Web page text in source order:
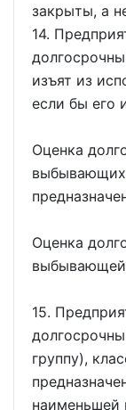
закрыты, а
14.
изъят из
если бы его
Оценка
выбывающих
Оценка
выбывающей
15.
группу),
наименьшей